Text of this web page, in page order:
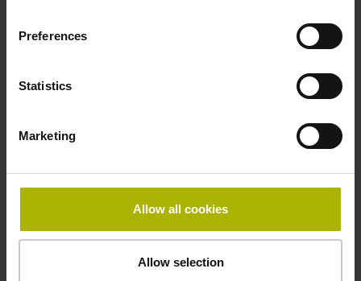
Preferences
Statistics
Marketing
Allow all cookies
Allow selection
PDF-Download